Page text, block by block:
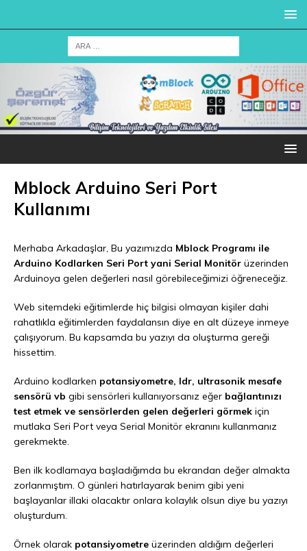
Mblock Arduino Seri Port
Kullanımı
Merhaba Arkadaşlar, Bu yazımızda Mblock Programı ile
Arduino Kodlarken Seri Port yani Serial Monitör üzerinden
Arduinoya gelen değerleri nasıl görebileceğimizi öğreneceğiz.
Web sitemdeki eğitimlerde hiç bilgisi olmayan kişiler dahi
rahatlıkla eğitimlerden faydalansın diye en alt düzeye inmeye
çalışıyorum. Bu kapsamda bu yazıyı da oluşturma gereği
hissettim.
Arduino kodlarken potansiyometre, ldr, ultrasonik mesafe
sensörü vb gibi sensörleri kullanıyorsanız eğer bağlantınızı
test etmek ve sensörlerden gelen değerleri görmek için
mutlaka Seri Port veya Serial Monitör ekranını kullanmanız
gerekmekte.
Ben ilk kodlamaya başladığımda bu ekrandan değer almakta
zorlanmıştım. O günleri hatırlayarak benim gibi yeni
başlayanlar illaki olacaktır onlara kolaylık olsun diye bu yazıyı
oluşturdum.
Örnek olarak potansiyometre üzerinden aldığım değerleri